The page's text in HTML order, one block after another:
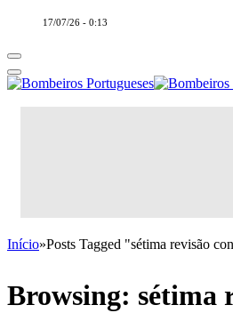
17/07/26 - 0:13
Início»Posts Tagged "sétima revisão
Browsing: sétima